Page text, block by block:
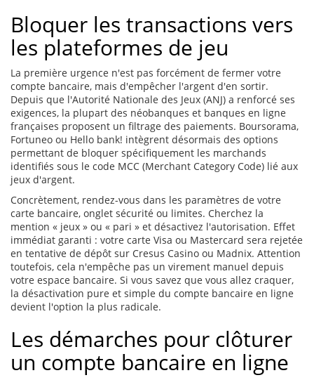
Bloquer les transactions vers
les plateformes de jeu
La première urgence n'est pas forcément de fermer votre
compte bancaire, mais d'empêcher l'argent d'en sortir.
Depuis que l'Autorité Nationale des Jeux (ANJ) a renforcé ses
exigences, la plupart des néobanques et banques en ligne
françaises proposent un filtrage des paiements. Boursorama,
Fortuneo ou Hello bank! intègrent désormais des options
permettant de bloquer spécifiquement les marchands
identifiés sous le code MCC (Merchant Category Code) lié aux
jeux d'argent.
Concrètement, rendez-vous dans les paramètres de votre
carte bancaire, onglet sécurité ou limites. Cherchez la
mention « jeux » ou « pari » et désactivez l'autorisation. Effet
immédiat garanti : votre carte Visa ou Mastercard sera rejetée
en tentative de dépôt sur Cresus Casino ou Madnix. Attention
toutefois, cela n'empêche pas un virement manuel depuis
votre espace bancaire. Si vous savez que vous allez craquer,
la désactivation pure et simple du compte bancaire en ligne
devient l'option la plus radicale.
Les démarches pour clôturer
un compte bancaire en ligne